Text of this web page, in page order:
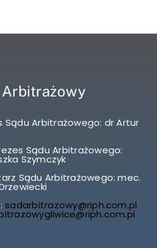
Arbitrażowy
Sądu Arbitrażowego: dr Artur
Sądu Arbitrażowego:
Szymczyk
Sądu Arbitrażowego: mec.
sadarbitrazowy@riph.com.pl